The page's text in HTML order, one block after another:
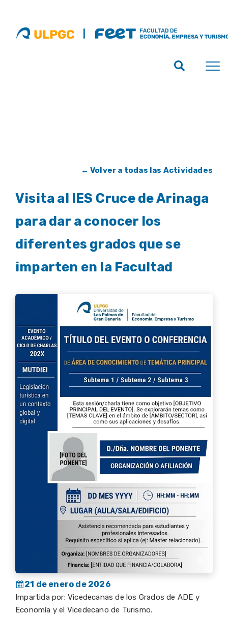
← Volver a todas las Actividades
Visita al IES Cruce de Arinaga
para dar a conocer los
diferentes grados que se
imparten en la Facultad
21 de enero de 2026
Impartida por: Vicedecanas de los Grados de ADE y
Economía y el Vicedecano de Turismo.